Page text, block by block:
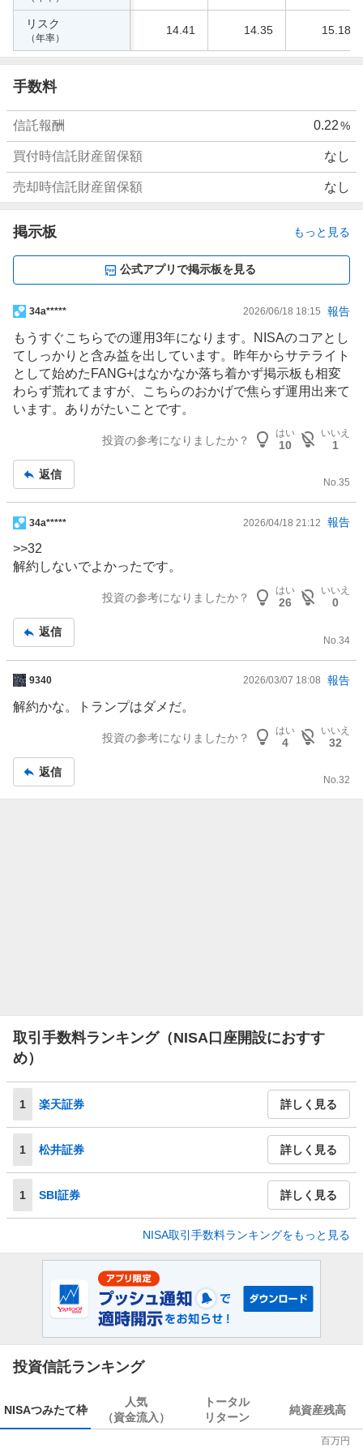
リスク
（年率）
14.41 14.35 15.18
手数料
信託報酬 0.22%
買付時信託財産留保額 なし
売却時信託財産留保額 なし
掲示板 もっと見る
公式アプリで掲示板を見る
掲
示
板
記
事
34a***** 2026/06/18 18:15 報告
もうすぐこちらでの運用3年になります。 NISAのコアとし
てしっかりと含み益を出しています。昨年からサテライト
として始めたFANG+はなかなか落ち着かず掲示板も相変
わらず荒れてますが、こちらのおかげで焦らず運用出来て
います。ありがたいことです。
投資の参考になりましたか？
はい
10
いいえ
1
返信
No.35
掲
板
記
34a***** 2026/04/18 21:12 報告
>>32
解約しないでよかったです。
投資の参考になりましたか？
はい
26
いいえ
0
返信
No. 34
掲
示
板
9340 2026/03/07 18:08 報告
解約かな。トランプはダメだ。
投資の参考になりましたか？
はい
4
いいえ
32
返信
No.32
取引手数料ランキング（NISA口座開設におすす
め）
1 楽天証券 詳しく見る
1 松井証券 詳しく見る
1 SBI証券 詳しく見る
NISA取引手数料ランキングをもっと見る
投資信託ランキング
NISAつみたて枠
人気
（資金流入）
トータル
リターン
純資産残高
百万円